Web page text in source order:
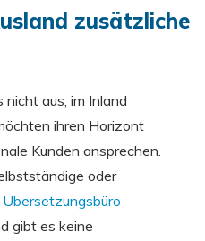
zusätzliche
aus, im Inland
ihren Horizont
Kunden ansprechen.
oder
Übersetzungsbüro
gibt es keine